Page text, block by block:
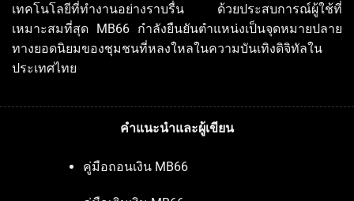
เทคโนโลยีที่ทำงานอย่างราบรื่น ด้วยประสบการณ์ผู้ใช้ที่
เหมาะสมที่สุด MB66 กำลังยืนยันตำแหน่งเป็นจุดหมายปลาย
ทางยอดนิยมของชุมชนที่หลงใหลในความบันเทิงดิจิทัลใน
ประเทศไทย
คำแนะนำและผู้เขียน
คู่มือถอนเงิน MB66